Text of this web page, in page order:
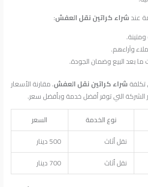
عندشراء كراتين نقل العفش:
ومتينة.
وآراءهم.
بعد البيع وضمان الجودة.
تكلفةشراء كراتين نقل العفش. مقارنة الأسعار
الشركة التي توفر أفضل خدمة وبأفضل سعر.
نوع الخدمة
السعر
نقل أثاث
500 دينار
نقل أثاث 700 دينار